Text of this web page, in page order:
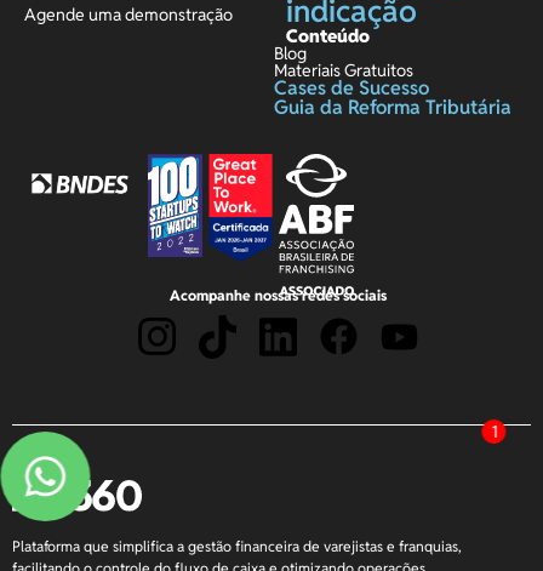
Agende uma demonstração indicação
Conteúdo
Blog
Materiais Gratuitos
Cases de Sucesso
Guia da Reforma Tributária
Acompanhe nossas redes sociais
Plataforma que simplifica a gestão financeira de varejistas e franquias,
1